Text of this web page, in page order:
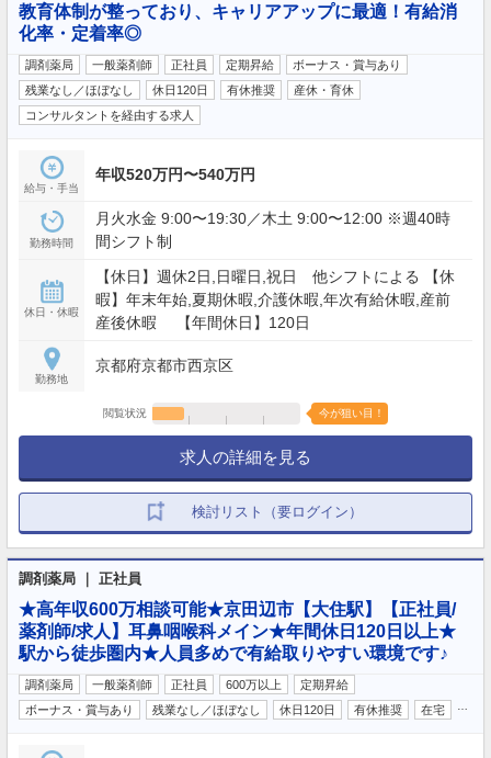
教育体制が整っており、キャリアアップに最適！有給消
化率・定着率◎
調剤薬局 一般薬剤師 正社員 定期昇給
ボーナス・賞与あり
残業なし／ほぼなし
休日120日 有休推奨
産休・育休
コンサルタントを経由する求人
給与・手当
年収520万円〜540万円
勤務時間
月火水金 9:00〜19:30／木土 9:00〜12:00 ※週40時
間シフト制
休日・休暇
【休日】週休2日,日曜日,祝日 他シフトによる 【休
暇】年末年始,夏期休暇,介護休暇,年次有給休暇,産前
産後休暇 【年間休日】120日
勤務地
京都府京都市西京区
閲覧状況 今が狙い目！
求人の詳細を見る
検討リスト（要ログイン）
調剤薬局 ｜ 正社員
★高年収600万相談可能★京田辺市【大住駅】【正社員/
薬剤師/求人】耳鼻咽喉科メイン★年間休日120日以上★
駅から徒歩圏内★人員多めで有給取りやすい環境です♪
調剤薬局 一般薬剤師 正社員 600万以上
定期昇給
ボーナス・賞与あり
残業なし／ほぼなし 休日120日 有休推奨 在宅